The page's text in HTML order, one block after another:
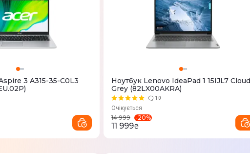
3 A315-35-C0L3
Ноутбук Lenovo IdeaPad 1 15IJL7 Cloud
Grey (82LX00AKRA)
10
Очікується
14 999 -20%
11 999₴